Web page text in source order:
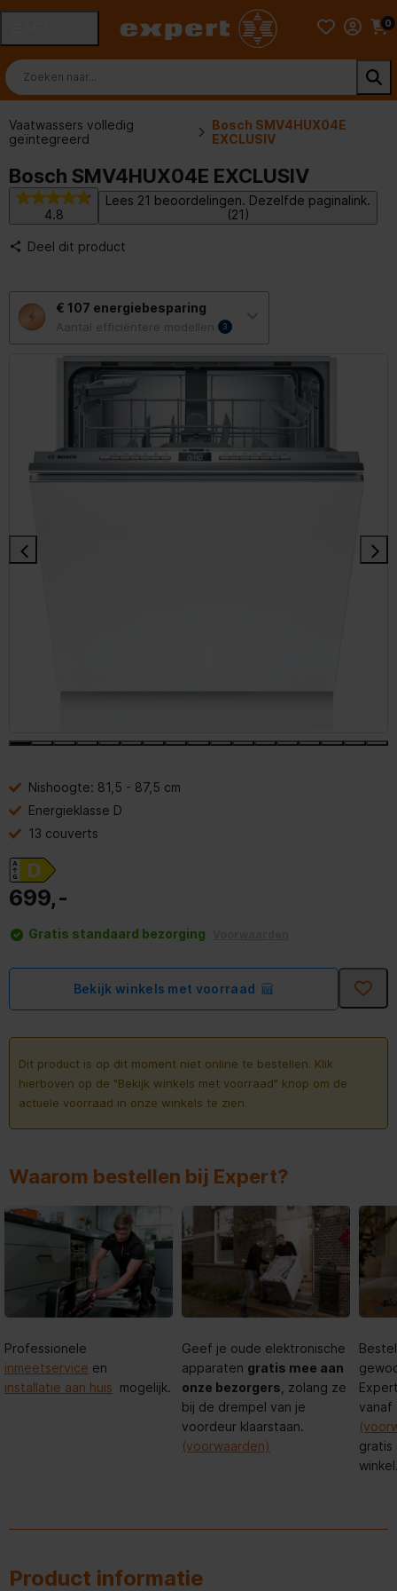
0
Vaatwassers volledig
geïntegreerd
Bosch SMV4HUX04E
EXCLUSIV
Bosch SMV4HUX04E EXCLUSIV
4.8
Lees 21 beoordelingen. Dezelfde paginalink.
(21)
Deel dit product
€ 107 energiebesparing
Aantal efficiëntere modellen 3
deze
knop
opent
Nishoogte: 81,5 - 87,5 cm
Energieklasse D
13 couverts
699,-
Gratis standaard bezorging
Bekijk winkels met voorraad
Dit product is op dit moment niet online te bestellen. Klik
hierboven op de "Bekijk winkels met voorraad" knop om de
actuele voorraad in onze winkels te zien.
Waarom bestellen bij Expert?
Professionele
inmeetservice en
installatie aan huis mogelijk.
Geef je oude elektronische
apparaten gratis mee aan
onze bezorgers , zolang ze
bij de drempel van je
voordeur klaarstaan.
(voorwaarden)
vanaf
gratis
Product informatie